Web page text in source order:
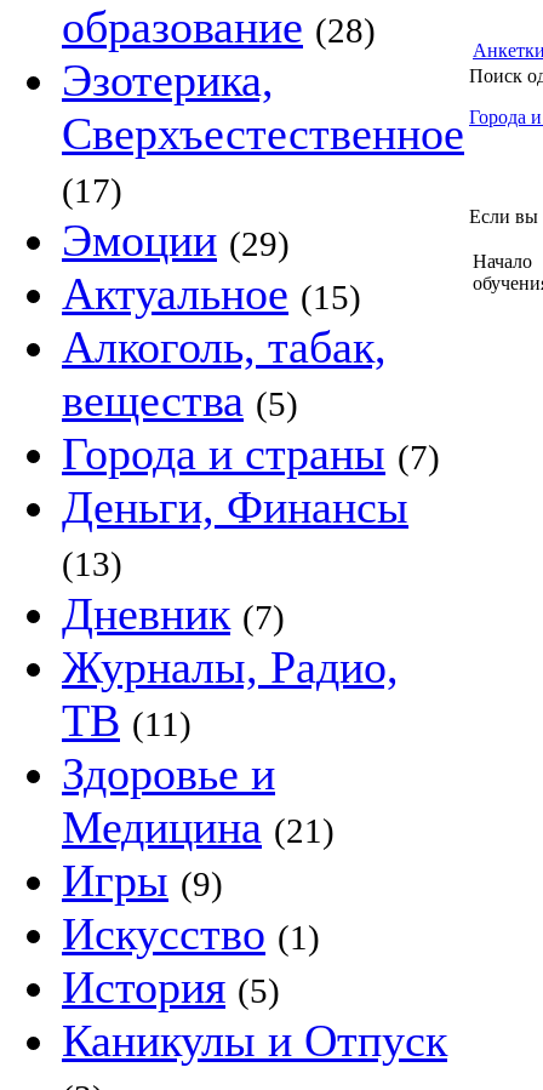
образование (28)
Эзотерика,
Сверхъестественное
(17)
Эмоции (29)
Актуальное (15)
Алкоголь, табак,
вещества (5)
Города и страны (7)
Деньги, Финансы
(13)
Дневник (7)
Журналы, Радио,
ТВ (11)
Здоровье и
Медицина (21)
Игры (9)
Искусство (1)
История (5)
Каникулы и Отпуск
Поиск
Города
Если вы
Начало